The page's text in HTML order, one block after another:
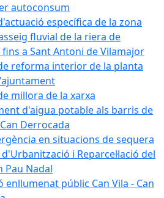
autoconsum
específica de la zona
fluvial de la riera de
a Sant Antoni de Vilamajor
reforma interior de la planta
millora de la xarxa
d'aigua potable als barris de
Derrocada
en situacions de sequera
i Reparcel·lació del
Pau Nadal
enllumenat públic Can Vila - Can